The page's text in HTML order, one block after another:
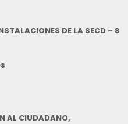
DE LA SECD – 8
AL CIUDADANO,